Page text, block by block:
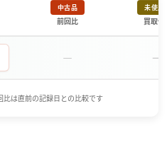
中古品
前回比
未使用
買取価
－ －
は直前の記録日との比較です